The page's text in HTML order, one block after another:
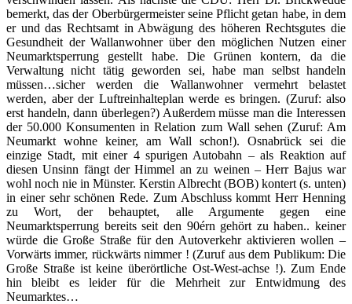
bemerkt, das der Oberbürgermeister seine Pflicht getan habe, in dem
er und das Rechtsamt in Abwägung des höheren Rechtsgutes die
Gesundheit der Wallanwohner über den möglichen Nutzen einer
Neumarktsperrung gestellt habe. Die Grünen kontern, da die
Verwaltung nicht tätig geworden sei, habe man selbst handeln
müssen…sicher werden die Wallanwohner vermehrt belastet
werden, aber der Luftreinhalteplan werde es bringen. (Zuruf: also
erst handeln, dann überlegen?) Außerdem müsse man die Interessen
der 50.000 Konsumenten in Relation zum Wall sehen (Zuruf: Am
Neumarkt wohne keiner, am Wall schon!). Osnabrück sei die
einzige Stadt, mit einer 4 spurigen Autobahn – als Reaktion auf
diesen Unsinn fängt der Himmel an zu weinen – Herr Bajus war
wohl noch nie in Münster. Kerstin Albrecht (BOB) kontert (s. unten)
in einer sehr schönen Rede. Zum Abschluss kommt Herr Henning
zu Wort, der behauptet, alle Argumente gegen eine
Neumarktsperrung bereits seit den 90érn gehört zu haben.. keiner
würde die Große Straße für den Autoverkehr aktivieren wollen –
Vorwärts immer, rückwärts nimmer ! (Zuruf aus dem Publikum: Die
Große Straße ist keine überörtliche Ost-West-achse !). Zum Ende
hin bleibt es leider für die Mehrheit zur Entwidmung des
Neumarktes…